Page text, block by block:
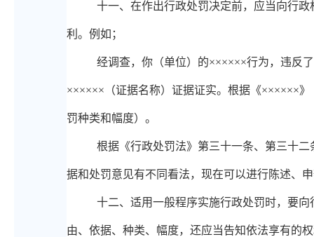
十一、 在作出行政处罚决定前，应当向行
利。例如；
经调查，你（单位）的××××××行为，违反
××××××（证据名称）证据证实。根据《××××××
罚种类和幅度）。
根据《行政处罚法》第三十一条、第三十
据和处罚意见有不同看法，现在可以进行陈述、
十二、 适用一般程序实施行政处罚时，要
由、依据、种类、幅度，还应当告知依法享有的